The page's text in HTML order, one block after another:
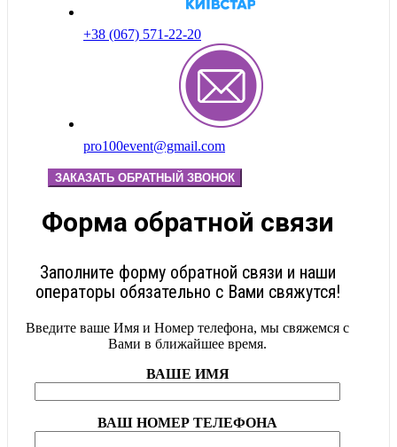
+38 (067) 571-22-20
pro100event@gmail.com
ЗАКАЗАТЬ ОБРАТНЫЙ ЗВОНОК
Форма обратной связи
Заполните форму обратной связи и наши
операторы обязательно с Вами свяжутся!
Введите ваше Имя и Номер телефона, мы свяжемся с
Вами в ближайшее время.
ВАШЕ ИМЯ
ВАШ НОМЕР ТЕЛЕФОНА